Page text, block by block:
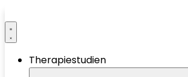
Therapiestudien